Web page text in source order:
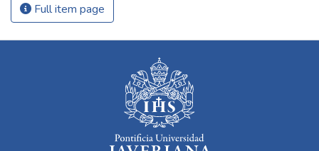
Full item page